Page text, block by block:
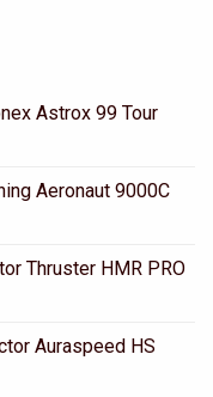
Astrox 99 Tour
Aeronaut 9000C
Thruster HMR PRO
Auraspeed HS